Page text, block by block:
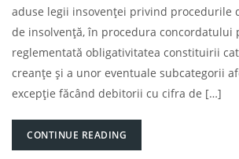
aduse legii insovenței privind procedurile
de insolvență, în procedura concordatului
reglementată obligativitatea constituirii
creanțe și a unor eventuale subcategorii
excepție făcând debitorii cu cifra de […]
CONTINUE READING